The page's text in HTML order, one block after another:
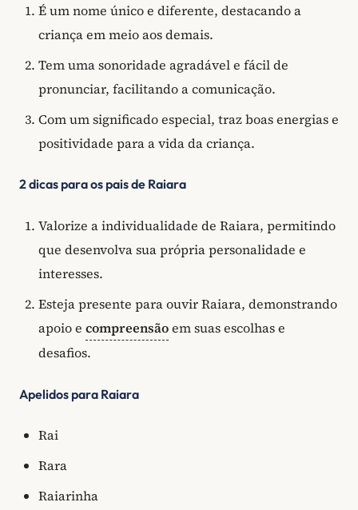
É um nome único e diferente, destacando a
criança em meio aos demais.
Tem uma sonoridade agradável e fácil de
pronunciar, facilitando a comunicação.
Com um significado especial, traz boas energias e
positividade para a vida da criança.
2 dicas para os pais de Raiara
Valorize a individualidade de Raiara, permitindo
que desenvolva sua própria personalidade e
interesses.
Esteja presente para ouvir Raiara, demonstrando
apoio e compreensãoem suas escolhas e
desafios.
Apelidos para Raiara
Rai
Rara
Raiarinha